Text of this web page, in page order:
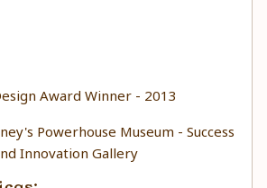
Award Winner - 2013
Powerhouse Museum - Success
Innovation Gallery